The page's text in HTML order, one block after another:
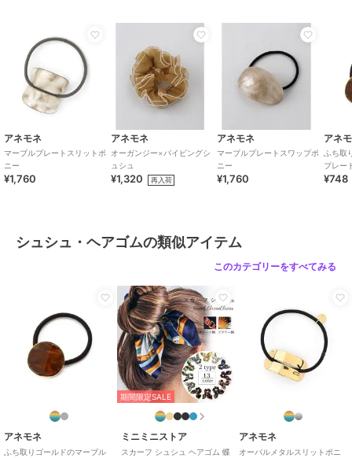
アネモネ
マーブルプレートスリットポ
ニー
¥1,760
アネモネ
オーガンジー×パイピングシ
ュシュ
¥1,320 再入荷
アネモネ
マーブルプレートスワップポ
ニー
¥1,760
アネ
ふち取
プレー
¥748
シュシュ・ヘアゴムの類似アイテム
このカテゴリーをすべてみる
アネモネ
ふち取りゴールドのマーブル
期間限定SALE
ミニミニストア
スカーフ シュシュ ヘアゴム 蝶
アネモネ
オーバルメタルスリットポニ